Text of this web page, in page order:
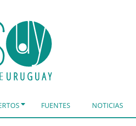
FUENTES NOTICIAS